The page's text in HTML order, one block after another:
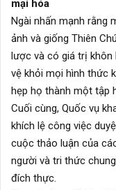
mại hóa
Ngài nhấn mạnh rằng
ảnh và giống Thiên
lược và có giá trị khôn
vệ khỏi mọi hình thức
hẹp họ thành một tập
Cuối cùng, Quốc vụ
khích lệ công việc
cuộc thảo luận của
người và tri thức
đích thực.